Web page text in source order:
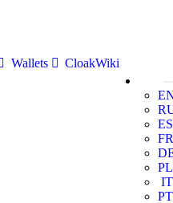
Wallets
CloakWiki
ES
FR
PL
IT
PT